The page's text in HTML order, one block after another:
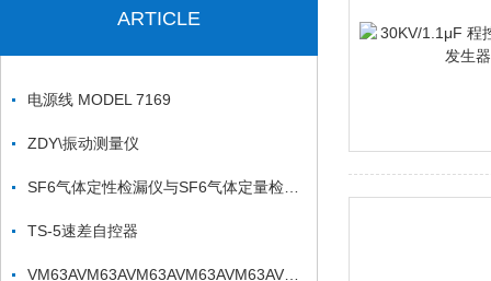
ARTICLE
电源线 MODEL 7169
ZDY\振动测量仪
TS-5速差自控器